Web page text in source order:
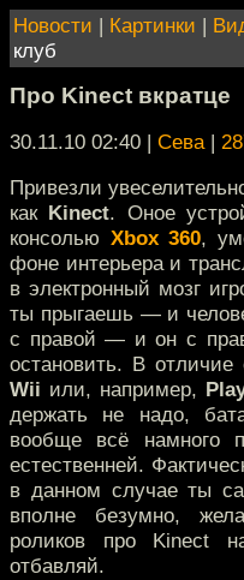
Новости | Картинки |
клуб
Про Kinect вкратце
30.11.10 02:40 | Сева|
Привезли
как Kinect. Оное
консолью Xbox 360,
фоне интерьера и
в электронный мозг
ты прыгаешь — и
с правой — и он с
остановить. В отличие
Wii или, например,
держать не надо,
вообще всё намного
естественней.
в данном случае ты
вполне безумно,
роликов про Kinect
отбавляй.